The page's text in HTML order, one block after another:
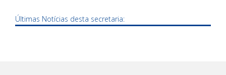
Últimas Notícias desta secretaria: